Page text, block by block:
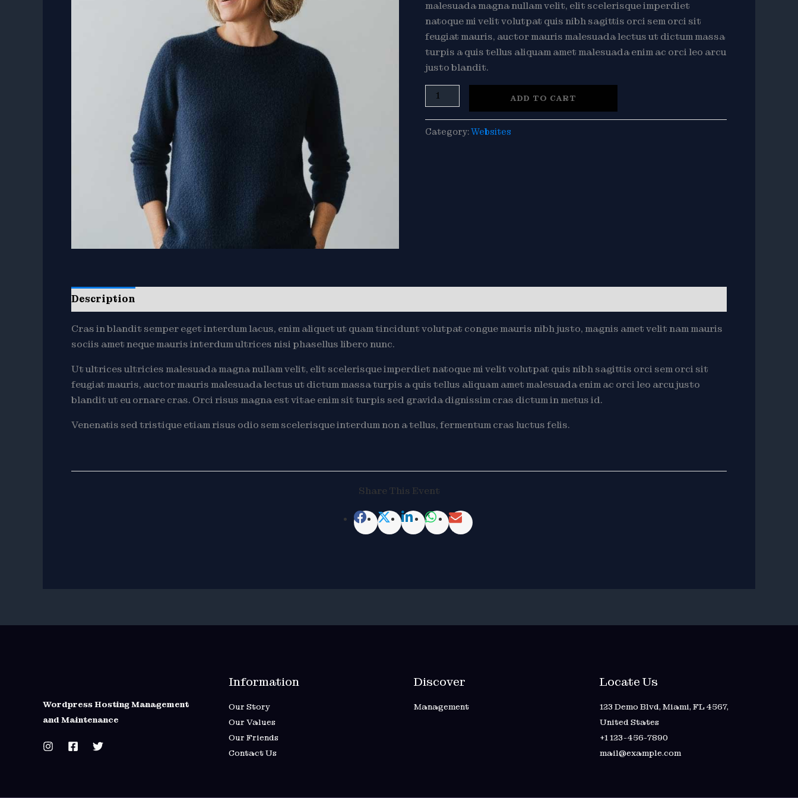
malesuada magna nullam velit, elit scelerisque imperdiet
natoque mi velit volutpat quis nibh sagittis orci sem orci sit
feugiat mauris, auctor mauris malesuada lectus ut dictum massa
turpis a quis tellus aliquam amet malesuada enim ac orci leo arcu
justo blandit.
Linen
Blouse
quantity
ADD TO CART
Category:Websites
Description
Cras in blandit semper eget interdum lacus, enim aliquet ut quam tincidunt volutpat congue mauris nibh justo, magnis amet velit nam mauris
sociis amet neque mauris interdum ultrices nisi phasellus libero nunc.
Ut ultrices ultricies malesuada magna nullam velit, elit scelerisque imperdiet natoque mi velit volutpat quis nibh sagittis orci sem orci sit
feugiat mauris, auctor mauris malesuada lectus ut dictum massa turpis a quis tellus aliquam amet malesuada enim ac orci leo arcu justo
blandit ut eu ornare cras. Orci risus magna est vitae enim sit turpis sed gravida dignissim cras dictum in metus id.
Venenatis sed tristique etiam risus odio sem scelerisque interdum non a tellus, fermentum cras luctus felis.
Share This Event
Wordpress Hosting Management
and Maintenance
Information
Our Story
Our Values
Our Friends
Contact Us
Discover
Management
Locate Us
123 Demo Blvd, Miami, FL 4567,
United States
+1 123-456-7890
mail@example.com